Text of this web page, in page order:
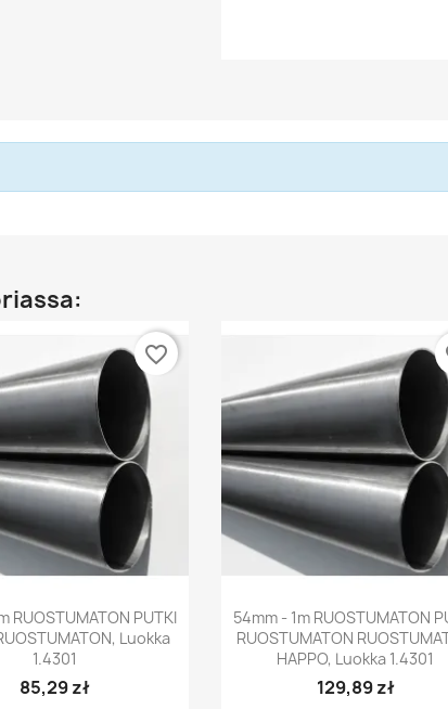
Pikakatselu
RUOSTUMATON PUTKI
Luokka
1.4301
85,29 zł
favorite_border
Pikakatselu
54mm - 1m RUOSTUMATON
RUOSTUMATON
HAPPO, Luokka 1.4301
129,89 zł